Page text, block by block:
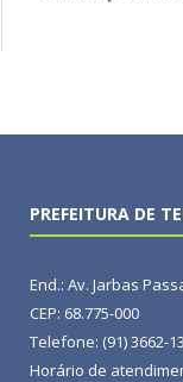
PREFEITURA DE
End.: Av. Jarbas
CEP: 68.775-000
Telefone: (91) 3662-
Horário de